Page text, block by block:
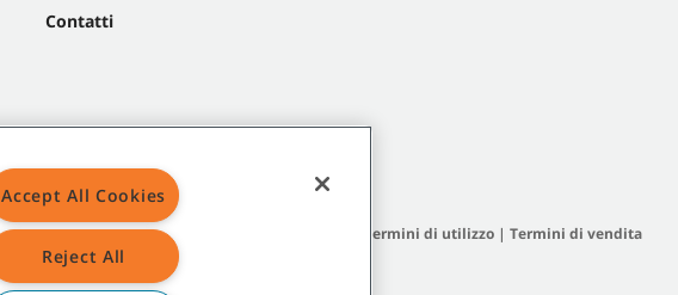
Contatti
Mappa del sito Termini di utilizzo| Termini di vendita
Accept All Cookies
Reject All